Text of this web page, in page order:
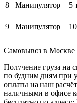
8 Манипулятор 5
9 Манипулятор
Самовывоз в Москве
Получение груза на
по будним дням при
оплаты на наш
наличными в офисе